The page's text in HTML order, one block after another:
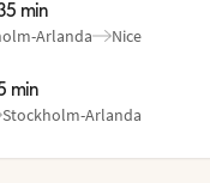
min
Arlanda Nice
min
Stockholm-Arlanda